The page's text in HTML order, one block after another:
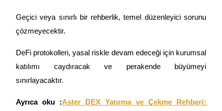
Geçici veya sınırlı bir rehberlik, temel düzenleyici sorunu
çözmeyecektir.
DeFi protokolleri, yasal riskle devam edeceği için kurumsal
katılımı caydıracak ve perakende büyümeyi
sınırlayacaktır.
Ayrıca oku :Aster DEX Yatırma ve Çekme Rehberi: